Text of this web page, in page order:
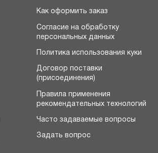
Как оформить заказ
Согласие на обработку
персональных данных
Политика использования куки
Договор поставки
(присоединения)
Правила применения
рекомендательных технологий
Часто задаваемые вопросы
Задать вопрос